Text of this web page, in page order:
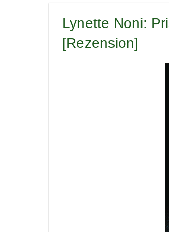
Lynette Noni:
[Rezension]